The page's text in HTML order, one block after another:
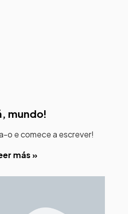
mundo!
o e comece a escrever!
más »